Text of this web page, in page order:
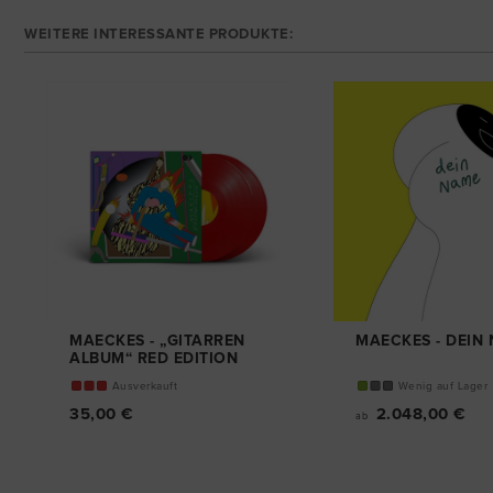
WEITERE INTERESSANTE PRODUKTE:
MAECKES - „GITARREN
ALBUM“ RED EDITION
Ausverkauft
35,00 €
MAECKES - DEIN
Wenig auf Lager
ab 2.048,00 €